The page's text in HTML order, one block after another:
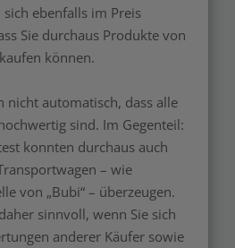
ebenfalls im Preis
Sie durchaus Produkte von
können.
nicht automatisch, dass alle
sind. Im Gegenteil:
konnten durchaus auch
– wie
von „Bubi“ – überzeugen.
sinnvoll, wenn Sie sich
anderer Käufer sowie